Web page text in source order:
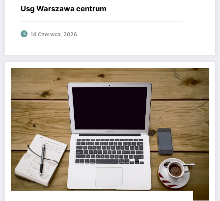
Usg Warszawa centrum
14 Czerwca, 2026